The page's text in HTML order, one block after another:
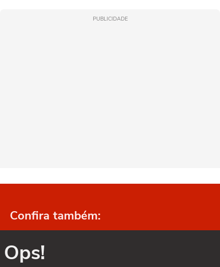
PUBLICIDADE
Confira também:
Ops!